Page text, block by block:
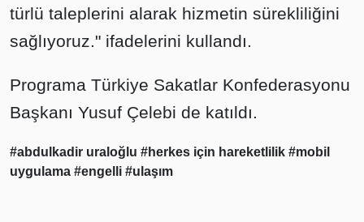
türlü taleplerini alarak hizmetin sürekliliğini
sağlıyoruz." ifadelerini kullandı.
Programa Türkiye Sakatlar Konfederasyonu
Başkanı Yusuf Çelebi de katıldı.
#abdulkadir uraloğlu #herkes için hareketlilik #mobil
uygulama #engelli #ulaşım